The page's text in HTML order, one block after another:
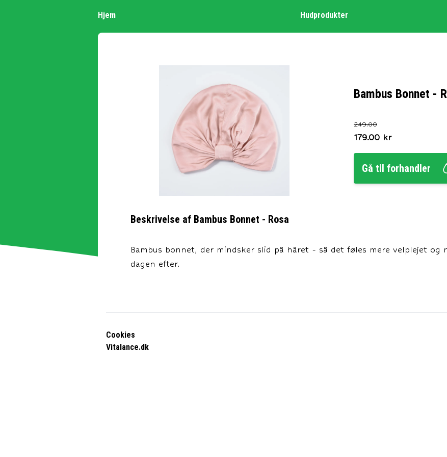
Hjem Hudprodukter
Bambus Bonnet -
249.00
179.00 kr
Gå til forhandler
Beskrivelse af Bambus Bonnet - Rosa
Bambus bonnet, der mindsker slid på håret - så det føles mere velplejet og
dagen efter.
Cookies
Vitalance.dk